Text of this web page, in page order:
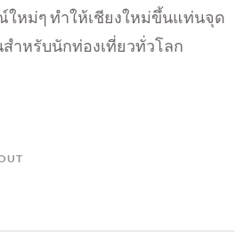
ใหม่ๆ ทำให้เชียงใหม่ขึ้นแท่นจุด
ำหรับนักท่องเที่ยวทั่วโลก